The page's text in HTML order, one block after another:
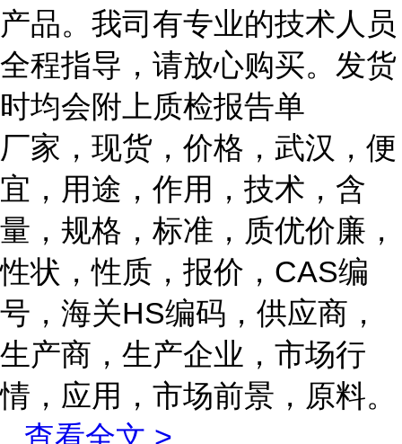
产品。我司有专业的技术人员
全程指导，请放心购买。发货
时均会附上质检报告单
厂家，现货，价格，武汉，便
宜，用途，作用，技术，含
量，规格，标准，质优价廉，
性状，性质，报价，CAS编
号，海关HS编码，供应商，
生产商，生产企业，市场行
情，应用，市场前景，原料。
查看全文 >